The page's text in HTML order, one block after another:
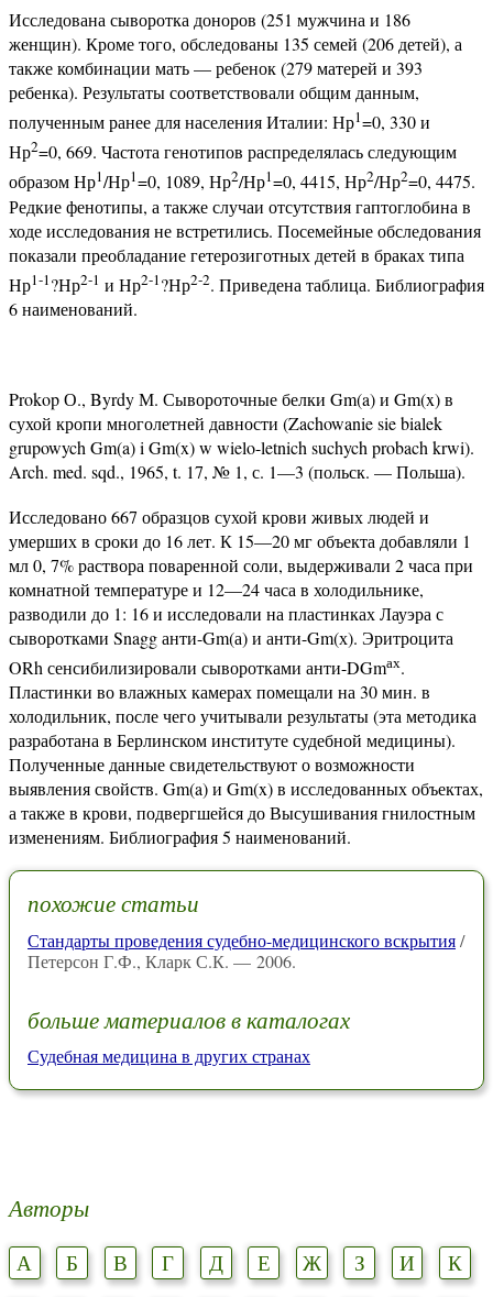
Исследована сыворотка доноров (251 мужчина и 186
женщин). Кроме того, обследованы 135 семей (206 детей), а
также комбинации мать — ребенок (279 матерей и 393
ребенка). Результаты соответствовали общим данным,
полученным ранее для населения Италии: Нр1=0, 330 и
Нр2=0, 669. Частота генотипов распределялась следующим
образом Нр1/Нр1=0, 1089, Нр2/Нр1=0, 4415, Нр2/Нр2=0, 4475.
Редкие фенотипы, а также случаи отсутствия гаптоглобина в
ходе исследования не встретились. Посемейные обследования
показали преобладание гетерозиготных детей в браках типа
Нр1-1?Нр2-1 и Нр2-1?Нр2-2. Приведена таблица. Библиография
6 наименований.
Prokop О., Byrdy М. Сывороточные белки Gm(a) и Gm(x) в
сухой кропи многолетней давности (Zachowanie sie bialek
grupowych Gm(a) i Gm(x) w wielo-letnich suchych probach krwi).
Arch. med. sqd., 1965, t. 17, № 1, с. 1—3 (польск. — Польша).
Исследовано 667 образцов сухой крови живых людей и
умерших в сроки до 16 лет. К 15—20 мг объекта добавляли 1
мл 0, 7% раствора поваренной соли, выдерживали 2 часа при
комнатной температуре и 12—24 часа в холодильнике,
разводили до 1: 16 и исследовали на пластинках Лауэра с
сыворотками Snagg анти-Gm(а) и анти-Gm(х). Эритроцита
ORh сенсибилизировали сыворотками анти-DGmах.
Пластинки во влажных камерах помещали на 30 мин. в
холодильник, после чего учитывали результаты (эта методика
разработана в Берлинском институте судебной медицины).
Полученные данные свидетельствуют о возможности
выявления свойств. Gm(a) и Gm(x) в исследованных объектах,
а также в крови, подвергшейся до Высушивания гнилостным
изменениям. Библиография 5 наименований.
похожие статьи
Стандарты проведения судебно-медицинского вскрытия/
Петерсон Г.Ф., Кларк С.К. — 2006.
больше материалов в каталогах
Судебная медицина в других странах
Авторы
А Б В Г Д Е Ж З И
К